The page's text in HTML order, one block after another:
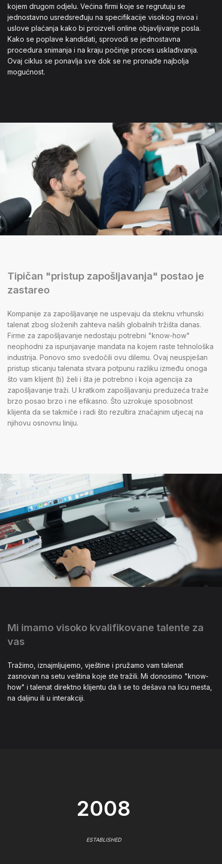
kojem drugom odjelu. Većina firmi koje se regrutuju se
jednostavno usredsređuju na specifikacije visokog nivoa i
uslove plaćanja kako bi proizveli online objavljivanje posla.
Kako se poplave kandidati, sprovodi se jednostavna
procedura snimanja i na kraju počinje proces usklađivanja.
Ovaj ciklus se ponavlja sve dok se ne pronađe najbolja
mogućnost.
Tipičan "pristup zapošljavanja" postao je
zastareo
Kompanije za zapošljavanje ne uspevaju da steknu vrhunski
talenat zbog složenih zahteva naših globalnih tržišta danas.
Firme za zapošljavanje nedostaju potrebni "know-how"
neophodni za ispunjavanje mandata na kojem raste tehnološka
industrija. Ponovo smo svedočili ovu dilemu. Ovaj neuspješan
pristup sticanju talenata stvara potpunu razliku između onoga
što vam klijent (ti) želi i šta je potrebno i koja agencija za
zapošljavanje traži. U kratkom zapošljavanju preduzeća traže
brzo posao brzo i ne efikasno. Što uzrokuje sposobnost
klijenta da se takmiče i radi što rezultira značajnim utjecaj na
njihovu osnovnu liniju.
Mi imamo visoko kvalifikovane talente za
vas
Tražimo, iznajmljujemo, vještine i pružamo vam talenat
zasnovan na setu veština koje ste tražili. Mi donosimo "know-
how" i talenat direktno klijentu da li se to dešava na licu mesta,
na daljinu ili u interakciji.
2008
ESTABLISHED